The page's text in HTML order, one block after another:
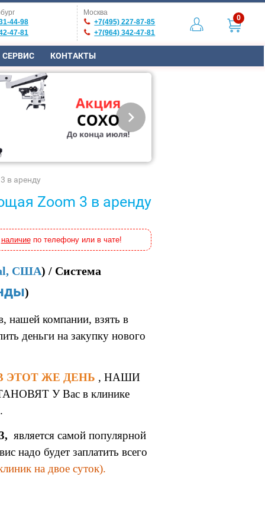
44-98
47-81
Москва
+7(495) 227-87-85
+7(964) 342-47-81
0
СЕРВИС КОНТАКТЫ
в аренду
Zoom 3 в аренду
наличиепо телефону или в чате!
США) / Система
)
нашей компании, взять в
деньги на закупку нового
ЭТОТ ЖЕ ДЕНЬ , НАШИ
У Вас в клинике
.
является самой популярной
надо будет заплатить всего
на двое суток).